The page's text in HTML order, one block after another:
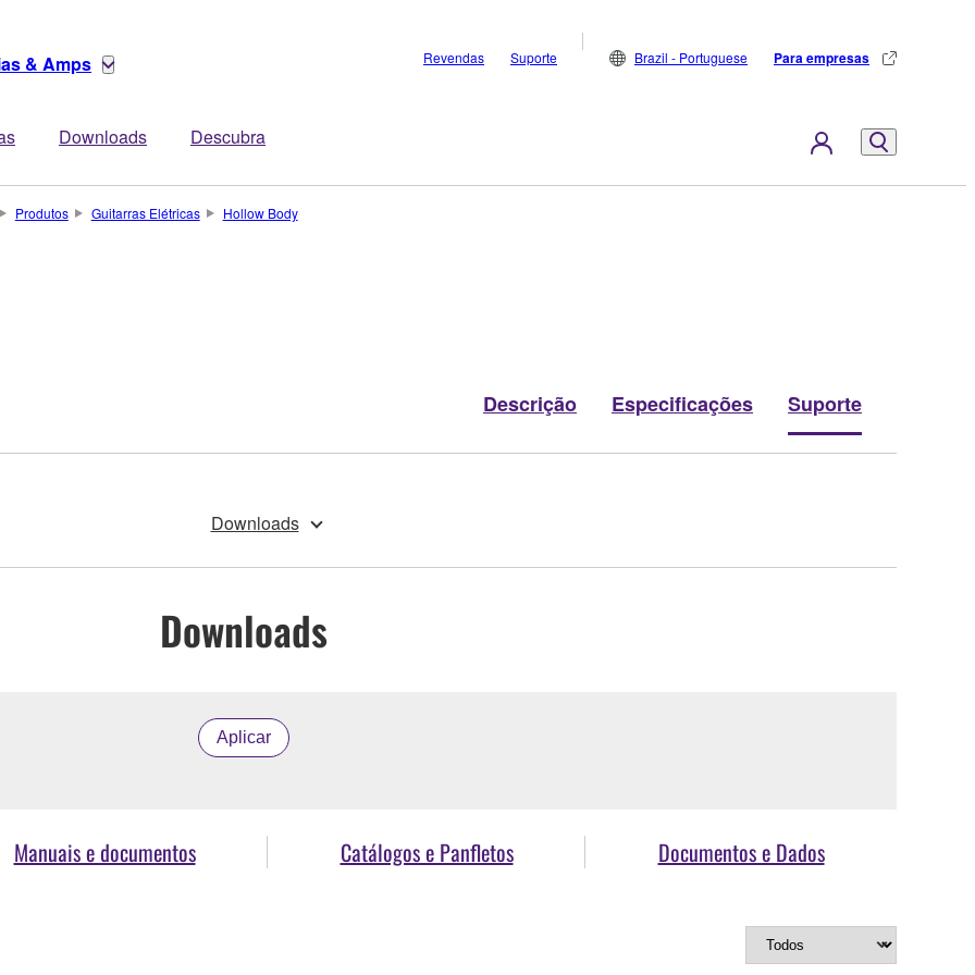
& Amps
Downloads Descubra
Revendas Suporte Brazil - Portuguese Para empresas
Produtos Guitarras Elétricas Hollow Body
Descrição Especificações Suporte
Downloads
Downloads
Aplicar
Manuais e documentos Catálogos e Panfletos Documentos e Dados